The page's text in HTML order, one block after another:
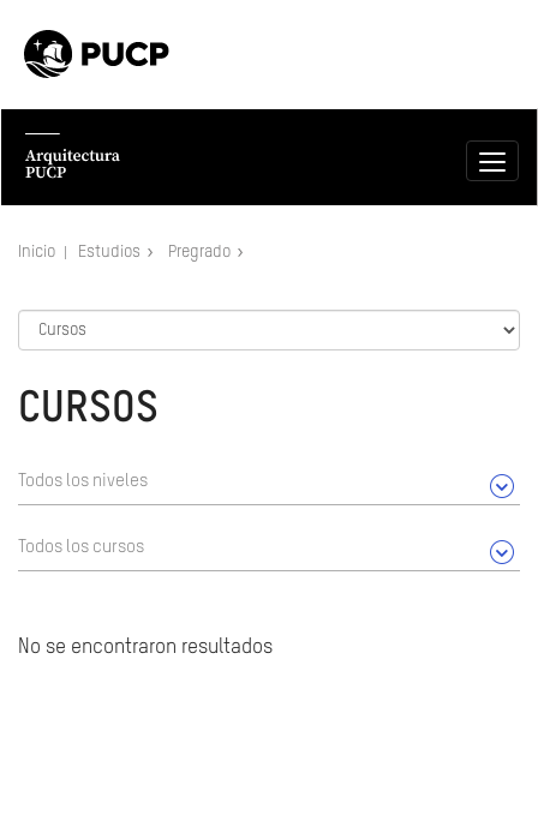
Inicio Estudios Pregrado
CURSOS
Todos los niveles
Todos los cursos
No se encontraron resultados